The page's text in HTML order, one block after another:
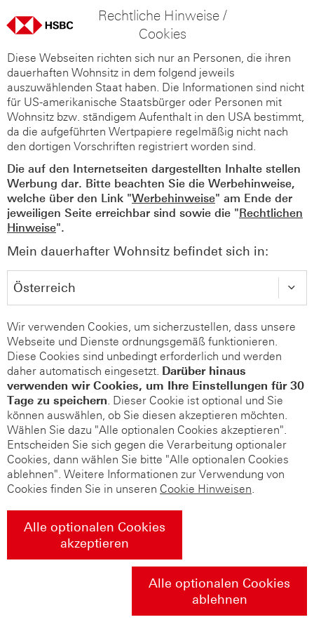
Rechtliche Hinweise /
Cookies
Diese Webseiten richten sich nur an Personen, die ihren
dauerhaften Wohnsitz in dem folgend jeweils
auszuwählenden Staat haben. Die Informationen sind nicht
für US-amerikanische Staatsbürger oder Personen mit
Wohnsitz bzw. ständigem Aufenthalt in den USA bestimmt,
da die aufgeführten Wertpapiere regelmäßig nicht nach
den dortigen Vorschriften registriert worden sind.
Die auf den Internetseiten dargestellten Inhalte stellen
Werbung dar. Bitte beachten Sie die Werbehinweise,
welche über den Link "Werbehinweise" am Ende der
jeweiligen Seite erreichbar sind sowie die "Rechtlichen
Hinweise".
Mein dauerhafter Wohnsitz befindet sich in:
Wir verwenden Cookies, um sicherzustellen, dass unsere
Webseite und Dienste ordnungsgemäß funktionieren.
Diese Cookies sind unbedingt erforderlich und werden
daher automatisch eingesetzt. Darüber hinaus
verwenden wir Cookies, um Ihre Einstellungen für 30
Tage zu speichern. Dieser Cookie ist optional und Sie
können auswählen, ob Sie diesen akzeptieren möchten.
Wählen Sie dazu "Alle optionalen Cookies akzeptieren".
Entscheiden Sie sich gegen die Verarbeitung optionaler
Cookies, dann wählen Sie bitte "Alle optionalen Cookies
ablehnen". Weitere Informationen zur Verwendung von
Cookies finden Sie in unseren Cookie Hinweisen.
Alle optionalen Cookies
akzeptieren
Alle optionalen Cookies
ablehnen